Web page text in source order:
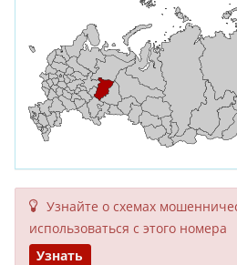
Узнайте о схемах
исполь­зоваться с этого номера
Узнать